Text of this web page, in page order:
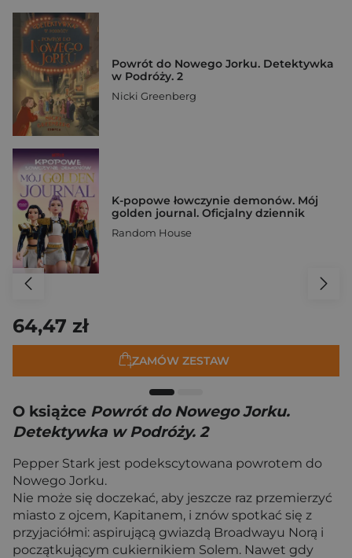
Powrót do Nowego Jorku. Detektywka
w Podróży. 2
Nicki Greenberg
K-popowe łowczynie demonów. Mój
golden journal. Oficjalny dziennik
Random House
64,47 zł
ZAMÓW ZESTAW
O książce Powrót do Nowego Jorku.
Detektywka w Podróży. 2
Pepper Stark jest podekscytowana powrotem do
Nowego Jorku.
Nie może się doczekać, aby jeszcze raz przemierzyć
miasto z ojcem, Kapitanem, i znów spotkać się z
przyjaciółmi: aspirującą gwiazdą Broadwayu Norą i
początkującym cukiernikiem Solem. Nawet gdy